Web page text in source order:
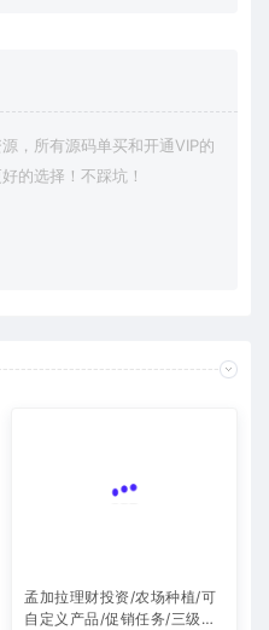
，所有源码单买和开通VIP的
的选择！不踩坑！
孟加拉理财投资/农场种植/可
自定义产品/促销任务/三级分